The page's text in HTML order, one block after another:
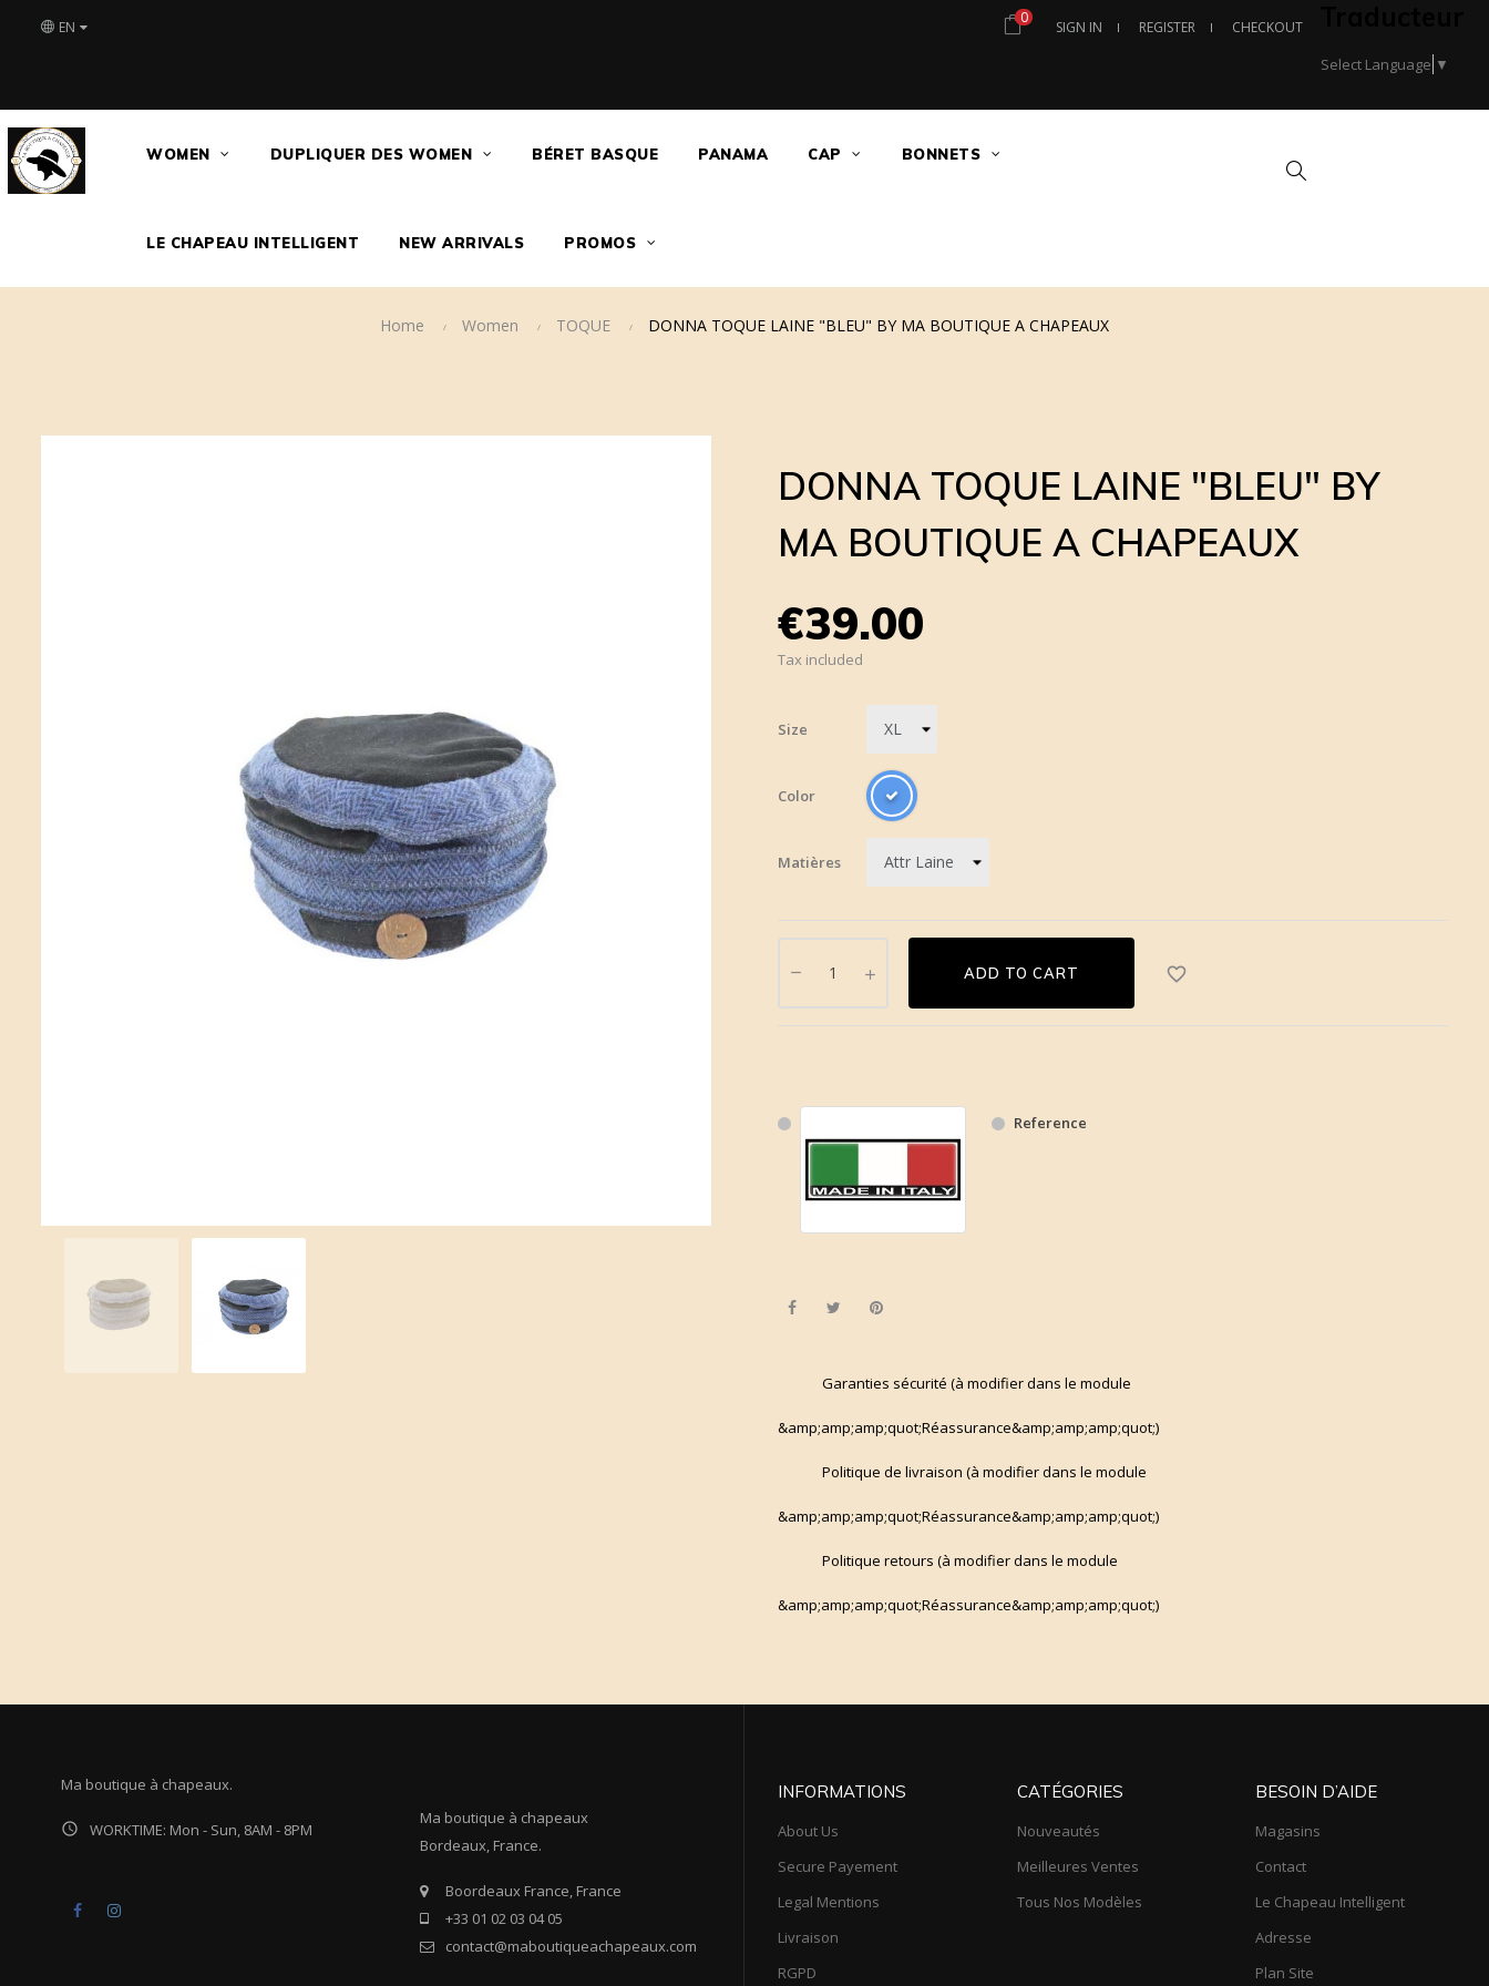
EN
Select Language ▼
SIGN IN REGISTER CHECKOUT
0
WOMEN DUPLIQUER DES WOMEN BÉRET BASQUE PANAMA CAP BONNETS
LE CHAPEAU INTELLIGENT NEW ARRIVALS PROMOS
Search
Home Women TOQUE DONNA TOQUE LAINE "BLEU" BY MA BOUTIQUE A CHAPEAUX
DONNA TOQUE LAINE "BLEU" BY
MA BOUTIQUE A CHAPEAUX
€39.00
Tax included
Size
Color
Matières
ADD TO CART favorite_border
Reference
Share Tweet
Garanties sécurité (à modifier dans le module
&amp;amp;amp;quot;Réassurance&amp;amp;amp;quot;)
Politique de livraison (à modifier dans le module
&amp;amp;amp;quot;Réassurance&amp;amp;amp;quot;)
Politique retours (à modifier dans le module
&amp;amp;amp;quot;Réassurance&amp;amp;amp;quot;)
Ma boutique à chapeaux.
 WORKTIME: Mon - Sun, 8AM - 8PM
Facebook
Ma boutique à chapeaux
Bordeaux, France.
Boordeaux France, France
+33 01 02 03 04 05
contact@maboutiqueachapeaux.com
INFORMATIONS
About Us
Secure Payement
Legal Mentions
Livraison
RGPD
CATÉGORIES
Nouveautés
Meilleures Ventes
Tous Nos Modèles
BESOIN D’AIDE
Magasins
Contact
Le Chapeau Intelligent
Adresse
Plan Site